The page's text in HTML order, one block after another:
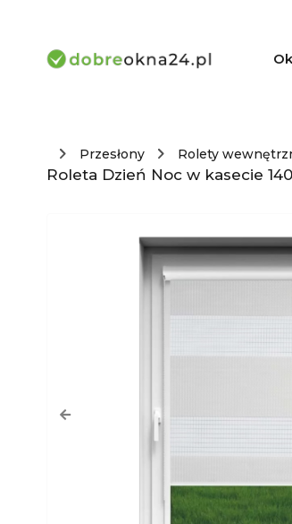
Przesłony Rolety
Roleta Dzień Noc w kasecie